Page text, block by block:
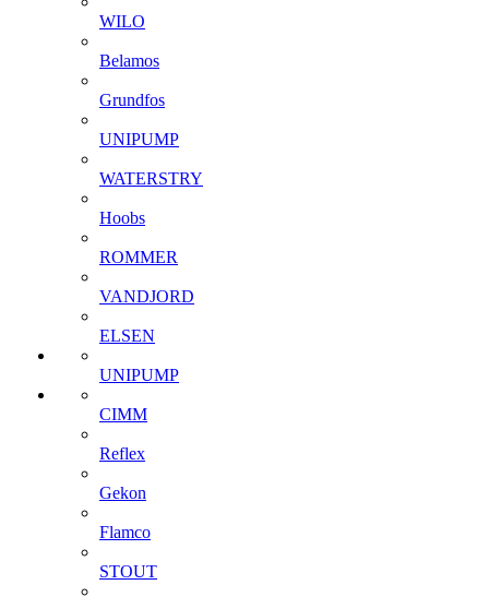
WILO
Belamos
Grundfos
UNIPUMP
WATERSTRY
Hoobs
ROMMER
VANDJORD
ELSEN
UNIPUMP
CIMM
Reflex
Gekon
Flamco
STOUT